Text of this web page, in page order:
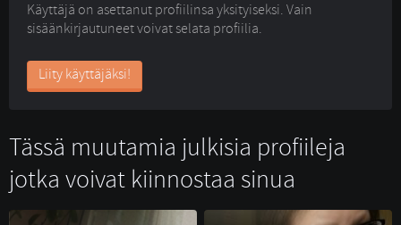
Käyttäjä on asettanut profiilinsa yksityiseksi. Vain
sisäänkirjautuneet voivat selata profiilia.
Liity käyttäjäksi!
Tässä muutamia julkisia profiileja
jotka voivat kiinnostaa sinua